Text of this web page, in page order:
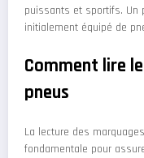
puissants et sportifs. Un
initialement équipé de
Comment lire
pneus
La lecture des
fondamentale pour